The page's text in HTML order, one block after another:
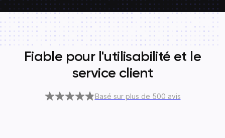
Fiable pour l'utilisabilité et le
service client
Basé sur plus de 500 avis